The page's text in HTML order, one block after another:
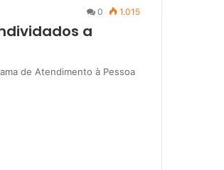
0 1.015
a
de Atendimento à Pessoa